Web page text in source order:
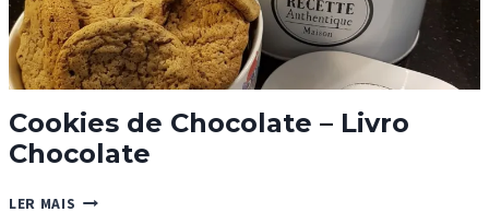
Cookies de Chocolate – Livro
Chocolate
LER MAIS COOKIES